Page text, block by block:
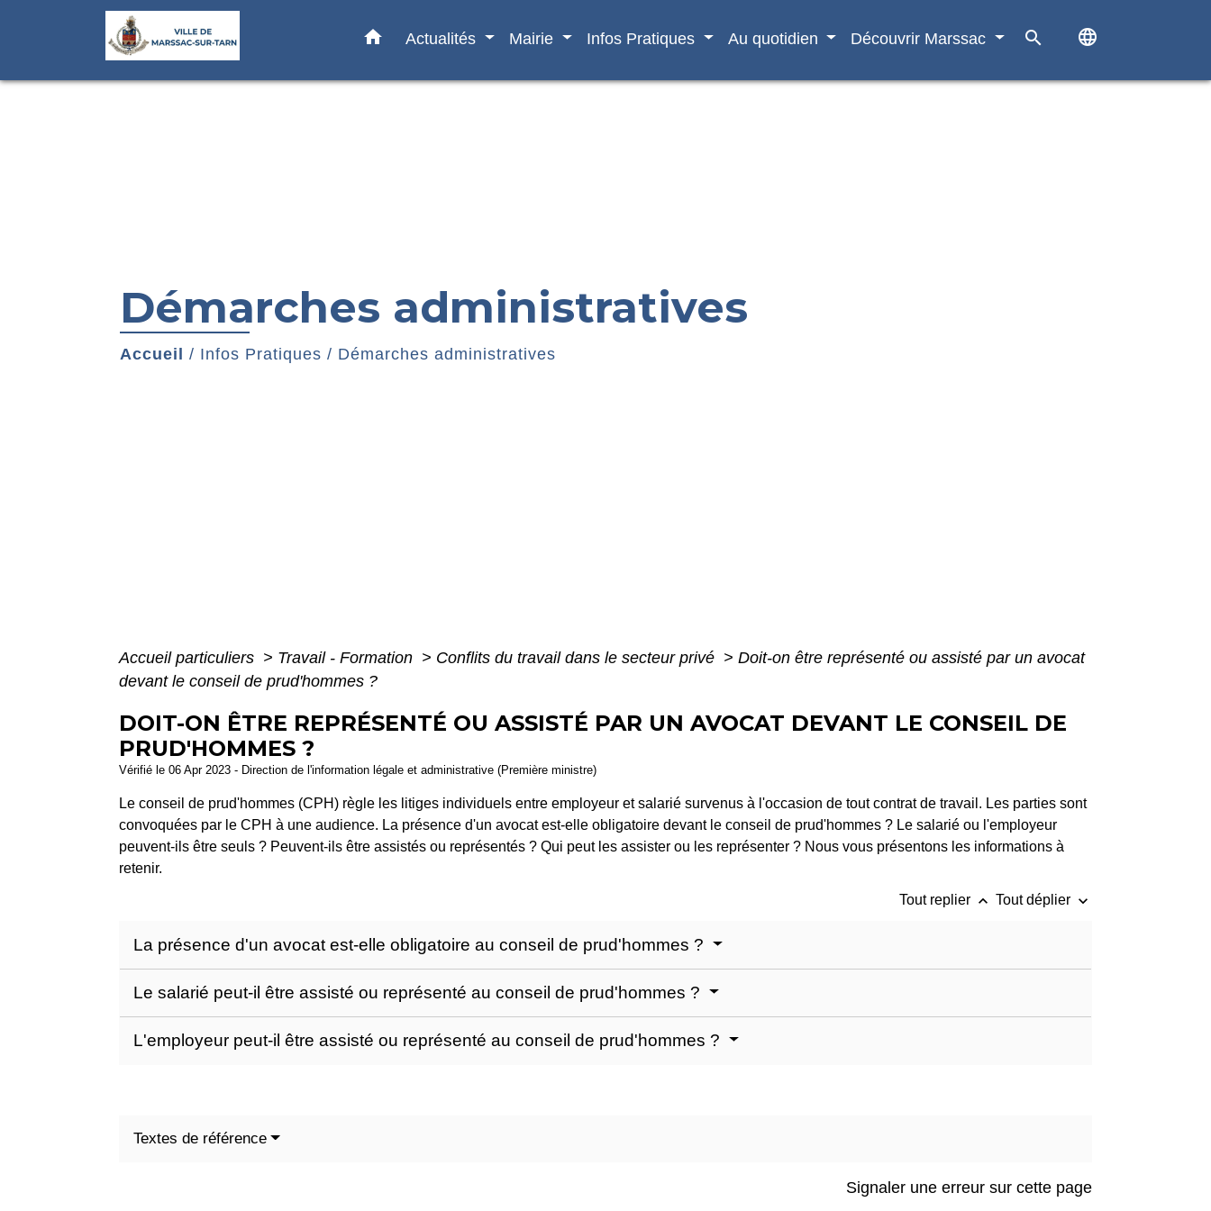
home Actualités Mairie Infos Pratiques Au quotidien Découvrir Marssac search language
Démarches administratives
Accueil / Infos Pratiques / Démarches administratives
Accueil particuliers > Travail - Formation > Conflits du travail dans le secteur privé > Doit-on être représenté ou assisté par un avocat
devant le conseil de prud'hommes ?
DOIT-ON ÊTRE REPRÉSENTÉ OU ASSISTÉ PAR UN AVOCAT DEVANT LE CONSEIL DE
PRUD'HOMMES ?
Vérifié le 06 Apr 2023 - Direction de l'information légale et administrative (Première ministre)
Le conseil de prud'hommes (CPH) règle les litiges individuels entre employeur et salarié survenus à l'occasion de tout contrat de travail. Les parties sont
convoquées par le CPH à une audience. La présence d'un avocat est-elle obligatoire devant le conseil de prud'hommes ? Le salarié ou l'employeur
peuvent-ils être seuls ? Peuvent-ils être assistés ou représentés ? Qui peut les assister ou les représenter ? Nous vous présentons les informations à
retenir.
Tout replier keyboard_arrow_up Tout déplier keyboard_arrow_down
La présence d'un avocat est-elle obligatoire au conseil de prud'hommes ?
Le salarié peut-il être assisté ou représenté au conseil de prud'hommes ?
L'employeur peut-il être assisté ou représenté au conseil de prud'hommes ?
Textes de référence
Signaler une erreur sur cette page